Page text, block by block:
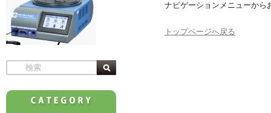
ナビゲーションメニューから
トップページへ戻る